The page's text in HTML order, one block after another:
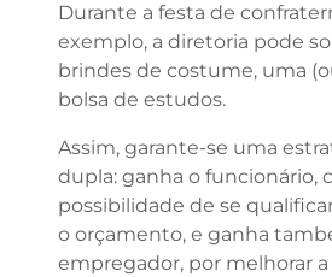
Durante a festa de
exemplo, a diretoria pode
brindes de costume, uma
bolsa de estudos.
Assim, garante-se uma
dupla: ganha o funcionário,
possibilidade de se
o orçamento, e ganha
empregador, por melhorar